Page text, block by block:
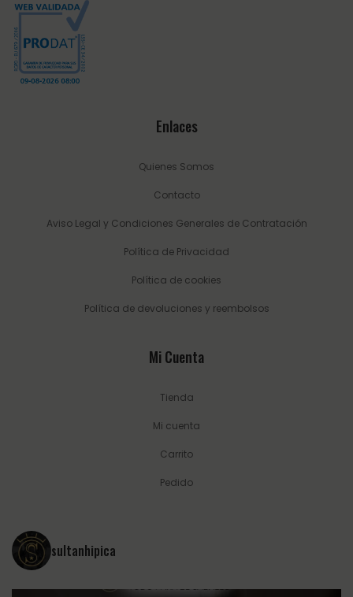
Enlaces
Quienes Somos
Contacto
Aviso Legal y Condiciones Generales de Contratación
Política de Privacidad
Política de cookies
Política de devoluciones y reembolsos
Mi Cuenta
Tienda
Mi cuenta
Carrito
Pedido
sultanhipica